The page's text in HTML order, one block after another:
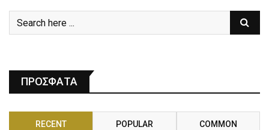
ΠΡΟΣΦΑΤΑ
RECENT POPULAR COMMON